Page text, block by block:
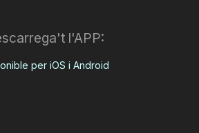
l'APP:
per iOS i Android